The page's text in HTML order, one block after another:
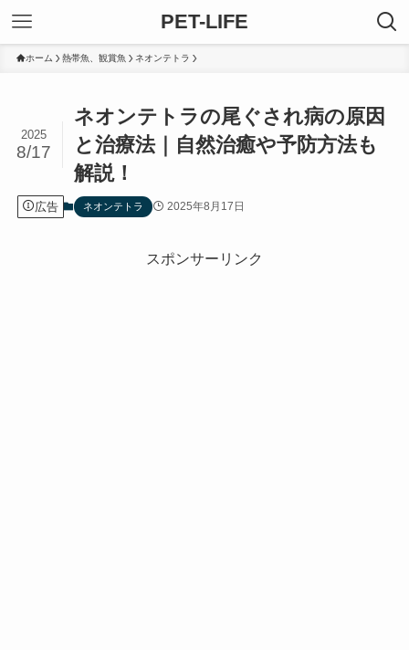
PET-LIFE
ホーム 熱帯魚、観賞魚 ネオンテトラ
ネオンテトラの尾ぐされ病の原因
と治療法｜自然治癒や予防方法も
解説！
2025
8/17
広告 ネオンテトラ 2025年8月17日
スポンサーリンク